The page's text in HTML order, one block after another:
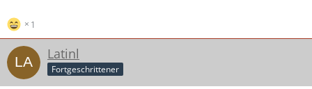
1
Latinl
Fortgeschrittener